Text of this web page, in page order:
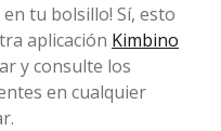
tu bolsillo! Sí, esto
aplicación Kimbino
y consulte los
en cualquier